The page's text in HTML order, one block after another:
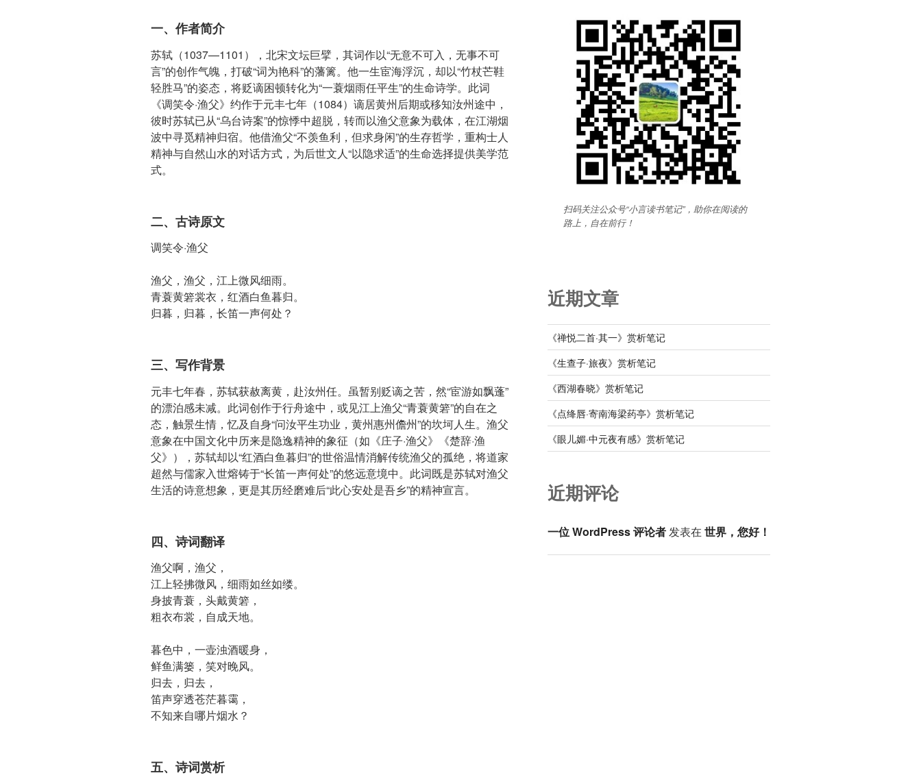
一、作者简介
苏轼（1037—1101），北宋文坛巨擘，其词作以“无意不可入，无事不可
言”的创作气魄，打破“词为艳科”的藩篱。他一生宦海浮沉，却以“竹杖芒鞋
轻胜马”的姿态，将贬谪困顿转化为“一蓑烟雨任平生”的生命诗学。此词
《调笑令·渔父》约作于元丰七年（1084）谪居黄州后期或移知汝州途中，
彼时苏轼已从“乌台诗案”的惊悸中超脱，转而以渔父意象为载体，在江湖烟
波中寻觅精神归宿。他借渔父“不羡鱼利，但求身闲”的生存哲学，重构士人
精神与自然山水的对话方式，为后世文人“以隐求适”的生命选择提供美学范
式。
二、古诗原文
调笑令·渔父
渔父，渔父，江上微风细雨。
青蓑黄箬裳衣，红酒白鱼暮归。
归暮，归暮，长笛一声何处？
三、写作背景
元丰七年春，苏轼获赦离黄，赴汝州任。虽暂别贬谪之苦，然“宦游如飘蓬”
的漂泊感未减。此词创作于行舟途中，或见江上渔父“青蓑黄箬”的自在之
态，触景生情，忆及自身“问汝平生功业，黄州惠州儋州”的坎坷人生。渔父
意象在中国文化中历来是隐逸精神的象征（如《庄子·渔父》《楚辞·渔
父》），苏轼却以“红酒白鱼暮归”的世俗温情消解传统渔父的孤绝，将道家
超然与儒家入世熔铸于“长笛一声何处”的悠远意境中。此词既是苏轼对渔父
生活的诗意想象，更是其历经磨难后“此心安处是吾乡”的精神宣言。
四、诗词翻译
渔父啊，渔父，
江上轻拂微风，细雨如丝如缕。
身披青蓑，头戴黄箬，
粗衣布裳，自成天地。
暮色中，一壶浊酒暖身，
鲜鱼满篓，笑对晚风。
归去，归去，
笛声穿透苍茫暮霭，
不知来自哪片烟水？
五、诗词赏析
扫码关注公众号“小言读书笔记”，助你在阅读的
路上，自在前行！
近期文章
《禅悦二首·其一》赏析笔记
《生查子·旅夜》赏析笔记
《西湖春晓》赏析笔记
《点绛唇·寄南海梁药亭》赏析笔记
《眼儿媚·中元夜有感》赏析笔记
近期评论
一位 WordPress 评论者发表在 世界，您好！